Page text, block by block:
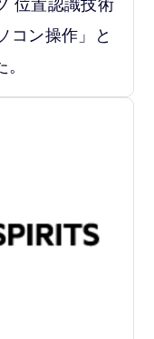
位置認識技術
コン操作」と